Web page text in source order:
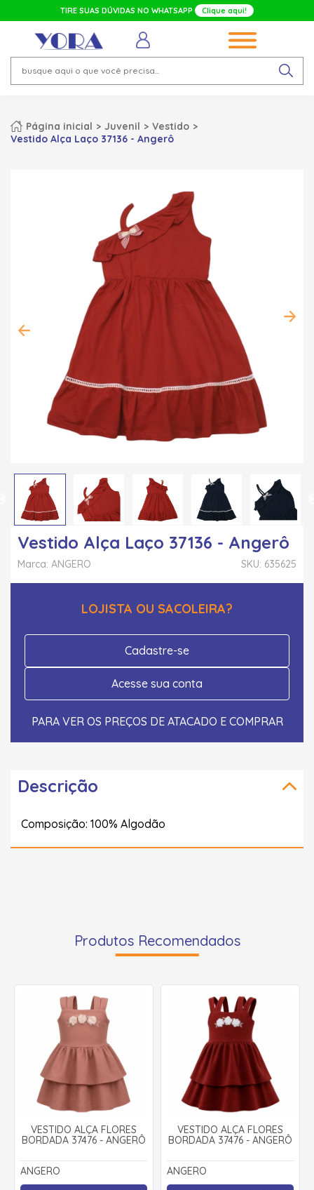
TIRE SUAS DÚVIDAS NO WHATSAPP Clique aqui!
Página inicial Juvenil
Vestido
Vestido Alça Laço 37136 - Angerô
Vestido Alça Laço 37136 - Angerô
SKU: 635625
Marca: ANGERO
LOJISTA OU SACOLEIRA?
Cadastre-se
Acesse sua conta
PARA VER OS PREÇOS DE ATACADO E COMPRAR
Descrição
Composição: 100% Algodão
Produtos Recomendados
VESTIDO ALÇA FLORES
BORDADA 37476 - ANGERÔ
ANGERO
VESTIDO ALÇA FLORES
BORDADA 37476 - ANGERÔ
ANGERO